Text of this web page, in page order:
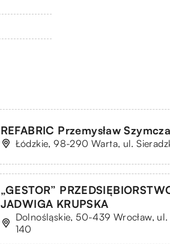
REFABRIC Przemysław
Łódzkie, 98-290 Warta, ul.
„GESTOR”
JADWIGA KRUPSKA
Dolnośląskie, 50-439 Wrocław, ul.
140